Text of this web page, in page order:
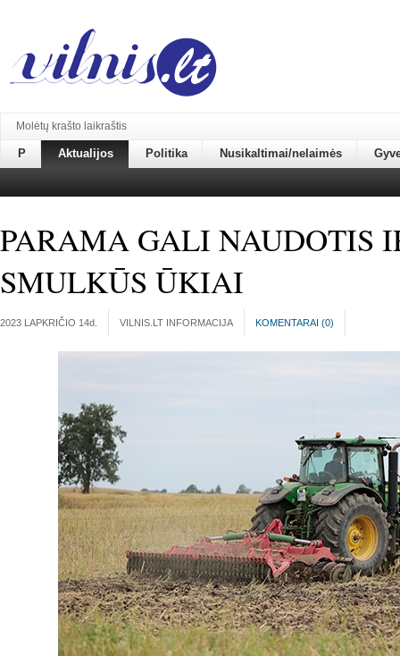
Molėtų krašto laikraštis
P Aktualijos Politika Nusikaltimai/nelaimės
PARAMA GALI NAUDOTIS
SMULKŪS ŪKIAI
2023 LAPKRIČIO 14d. VILNIS.LT INFORMACIJA KOMENTARAI (0)